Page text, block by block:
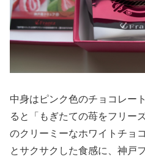
中身はピンク色のチョコレー
ると「もぎたての苺をフリー
のクリーミーなホワイトチョ
とサクサクした食感に、神戸